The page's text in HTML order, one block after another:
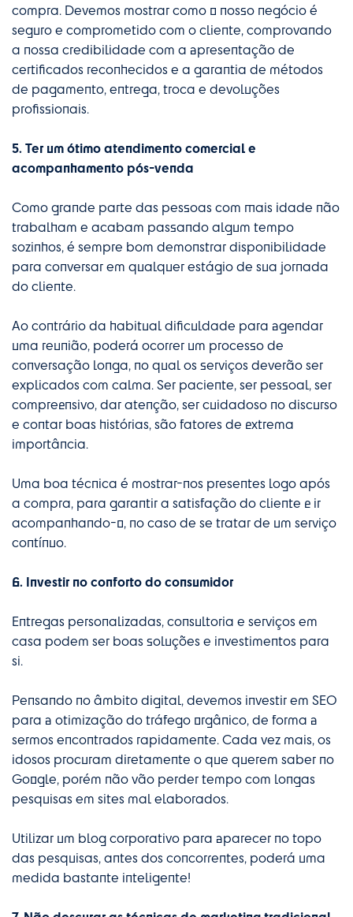
compra. Devemos mostrar como o nosso negócio é
seguro e comprometido com o cliente, comprovando
a nossa credibilidade com a apresentação de
certificados reconhecidos e a garantia de métodos
de pagamento, entrega, troca e devoluções
profissionais.
5. Ter um ótimo atendimento comercial e
acompanhamento pós-venda
Como grande parte das pessoas com mais idade não
trabalham e acabam passando algum tempo
sozinhos, é sempre bom demonstrar disponibilidade
para conversar em qualquer estágio de sua jornada
do cliente.
Ao contrário da habitual dificuldade para agendar
uma reunião, poderá ocorrer um processo de
conversação longa, no qual os serviços deverão ser
explicados com calma. Ser paciente, ser pessoal, ser
compreensivo, dar atenção, ser cuidadoso no discurso
e contar boas histórias, são fatores de extrema
importância.
Uma boa técnica é mostrar-nos presentes logo após
a compra, para garantir a satisfação do cliente e ir
acompanhando-o, no caso de se tratar de um serviço
contínuo.
6. Investir no conforto do consumidor
Entregas personalizadas, consultoria e serviços em
casa podem ser boas soluções e investimentos para
si.
Pensando no âmbito digital, devemos investir em SEO
para a otimização do tráfego orgânico, de forma a
sermos encontrados rapidamente. Cada vez mais, os
idosos procuram diretamente o que querem saber no
Google, porém não vão perder tempo com longas
pesquisas em sites mal elaborados.
Utilizar um blog corporativo para aparecer no topo
das pesquisas, antes dos concorrentes, poderá uma
medida bastante inteligente!